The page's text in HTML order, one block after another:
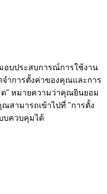
อบประสบการณ์การใช้งาน
ำการตั้งค่าของคุณและการ
" หมายความว่าคุณยินยอม
สามารถเข้าไปที่ "การตั้ง
บควบคุมได้